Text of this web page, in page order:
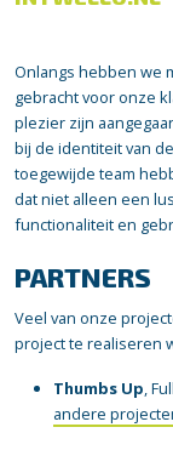
Onlangs hebben we
gebracht voor onze
plezier zijn
bij de identiteit van
toegewijde team
dat niet alleen een
functionaliteit en
PARTNERS
Veel van onze
project te realiseren
Thumbs Up,
andere